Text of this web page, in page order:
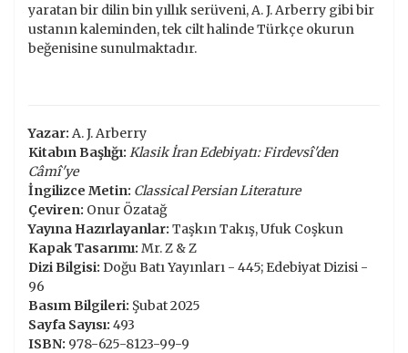
yaratan bir dilin bin yıllık serüveni, A. J. Arberry gibi bir
ustanın kaleminden, tek cilt halinde Türkçe okurun
beğenisine sunulmaktadır.
Yazar: A. J. Arberry
Kitabın Başlığı: Klasik İran Edebiyatı: Firdevsî'den
Câmî'ye
İngilizce Metin: Classical Persian Literature
Çeviren: Onur Özatağ
Yayına Hazırlayanlar: Taşkın Takış, Ufuk Coşkun
Kapak Tasarımı: Mr. Z & Z
Dizi Bilgisi: Doğu Batı Yayınları - 445; Edebiyat Dizisi -
96
Basım Bilgileri: Şubat 2025
Sayfa Sayısı: 493
ISBN: 978-625-8123-99-9